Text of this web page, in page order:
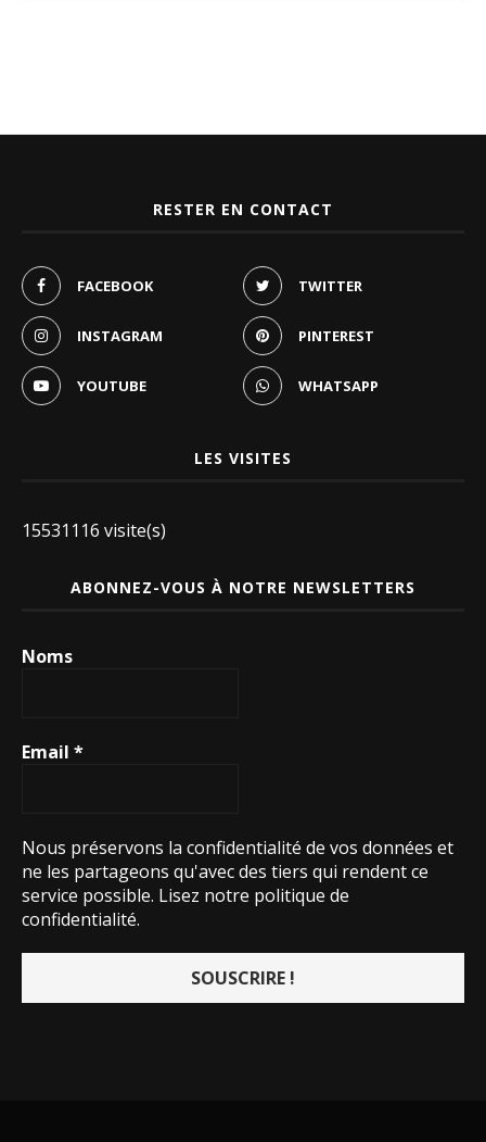
RESTER EN CONTACT
FACEBOOK TWITTER
INSTAGRAM PINTEREST
YOUTUBE WHATSAPP
LES VISITES
15531116 visite(s)
ABONNEZ-VOUS À NOTRE NEWSLETTERS
Noms
Email *
Nous préservons la confidentialité de vos données et
ne les partageons qu'avec des tiers qui rendent ce
service possible. Lisez notre politique de
confidentialité.